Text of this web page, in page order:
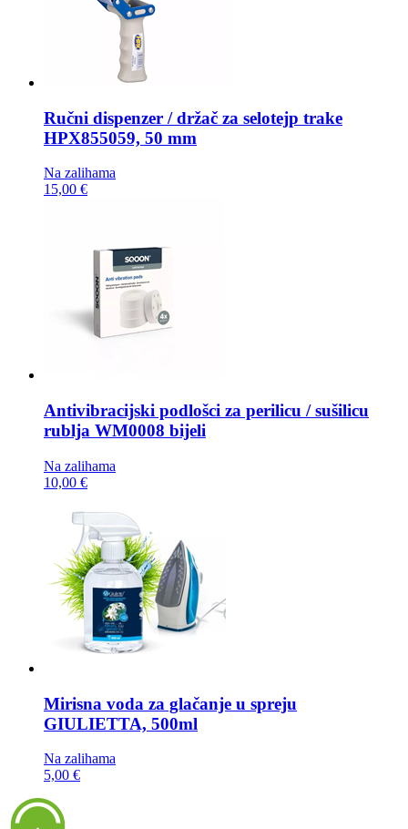
Ručni dispenzer / držač za selotejp trake
HPX855059, 50 mm
Na zalihama
15,00 €
Antivibracijski podlošci za perilicu / sušilicu
rublja WM0008 bijeli
Na zalihama
10,00 €
Mirisna voda za glačanje u spreju
GIULIETTA, 500ml
Na zalihama
5,00 €